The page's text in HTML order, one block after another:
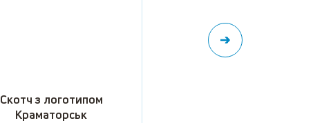
Скотч з логотипом
Краматорськ